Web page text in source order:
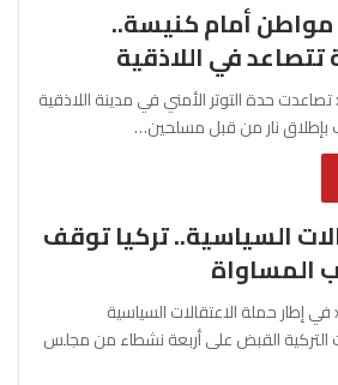
أمام كنيسة..
تتصاعد في اللاذقية
سوز خليل ـ xeber24.net تصاعدت حدة التوتر الأمني في مدينة اللاذقية
بإطلاق نار من قبل مسلحين…
السياسية.. تركيا توقف
آفرين علو ـ xeber24.net في إطار حملة الاعتقالات السياسية
التركية القبض على أربعة نشطاء من مجلس